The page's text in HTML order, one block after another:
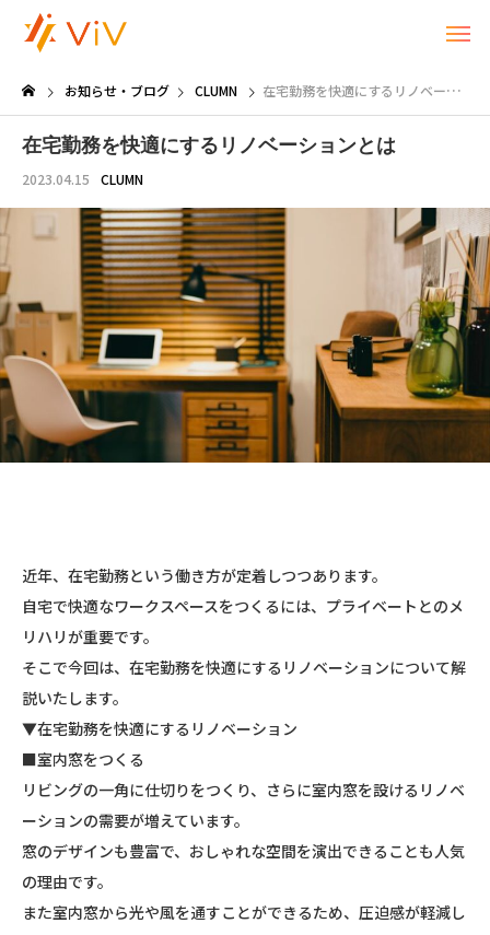
お知らせ・ブログ CLUMN 在宅勤務を快適にするリノベーションとは
在宅勤務を快適にするリノベーションとは
2023.04.15 CLUMN
近年、在宅勤務という働き方が定着しつつあります。
自宅で快適なワークスペースをつくるには、プライベートとのメ
リハリが重要です。
そこで今回は、在宅勤務を快適にするリノベーションについて解
説いたします。
▼在宅勤務を快適にするリノベーション
■室内窓をつくる
リビングの一角に仕切りをつくり、さらに室内窓を設けるリノベ
ーションの需要が増えています。
窓のデザインも豊富で、おしゃれな空間を演出できることも人気
の理由です。
また室内窓から光や風を通すことができるため、圧迫感が軽減し